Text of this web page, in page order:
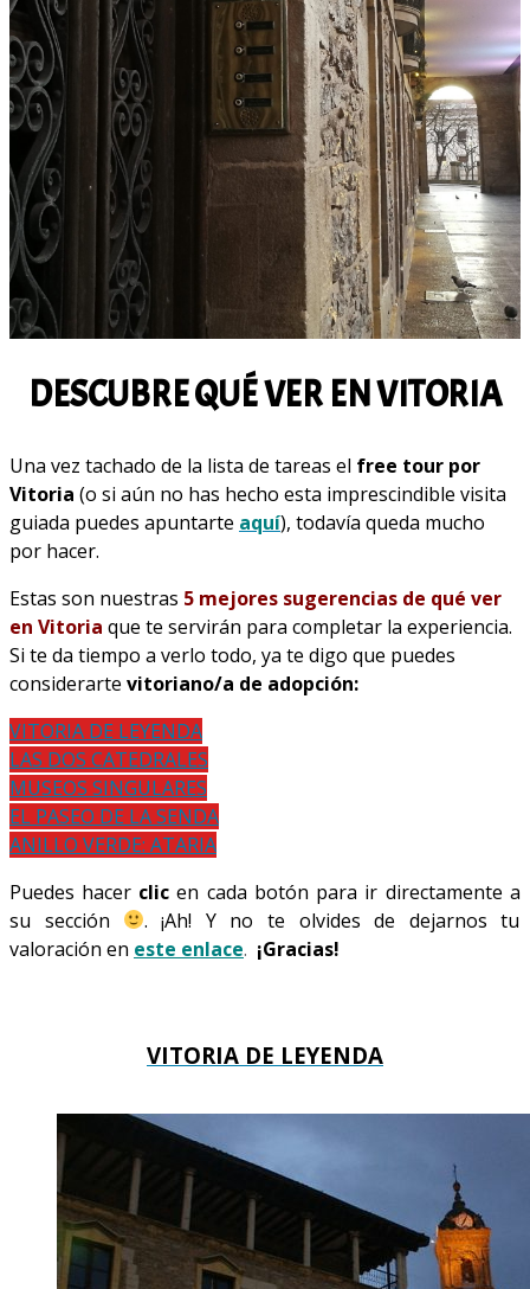
DESCUBRE QUÉ VER EN VITORIA
Una vez tachado de la lista de tareas el free tour por
Vitoria (o si aún no has hecho esta imprescindible visita
guiada puedes apuntarte aquí), todavía queda mucho
por hacer.
Estas son nuestras 5 mejores sugerencias de qué ver
en Vitoria que te servirán para completar la experiencia.
Si te da tiempo a verlo todo, ya te digo que puedes
considerarte vitoriano/a de adopción:
VITORIA DE LEYENDA
LAS DOS CATEDRALES
MUSEOS SINGULARES
EL PASEO DE LA SENDA
ANILLO VERDE: ATARIA
Puedes hacer clic en cada botón para ir directamente a
su sección
.¡Ah! Y no te olvides de dejarnos tu
valoración en este enlace. ¡Gracias!
VITORIA DE LEYENDA